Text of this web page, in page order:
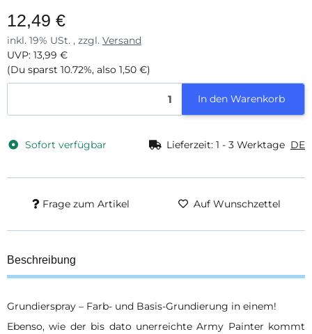
12,49 €
inkl. 19% USt. , zzgl. Versand
UVP: 13,99 €
(Du sparst 10.72%, also 1,50 €)
In den Warenkorb
Sofort verfügbar Lieferzeit: 1 - 3 Werktage DE
Frage zum Artikel Auf Wunschzettel
Beschreibung
Grundierspray – Farb- und Basis-Grundierung in einem!
Ebenso, wie der bis dato unerreichte Army Painter kommt